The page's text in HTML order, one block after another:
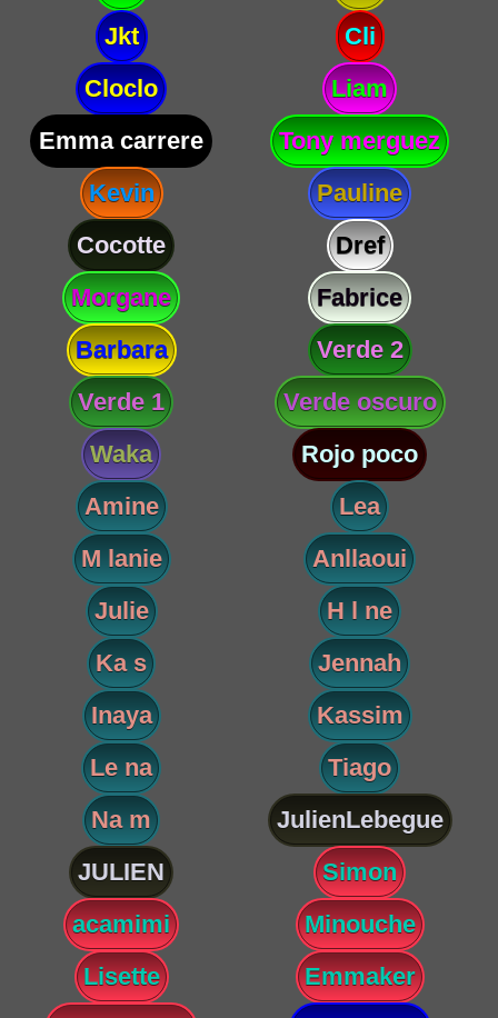
Jkt
Cli
Cloclo
Liam
Emma carrere
Tony merguez
Kevin
Pauline
Cocotte
Dref
Morgane
Fabrice
Barbara
Verde 2
Verde 1
Verde oscuro
Waka
Rojo poco
Amine
Lea
M lanie
Anllaoui
Julie
H l ne
Ka s
Jennah
Inaya
Kassim
Le na
Tiago
Na m
JulienLebegue
JULIEN
Simon
acamimi
Minouche
Lisette
Emmaker